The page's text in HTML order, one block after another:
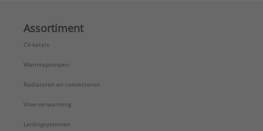
Assortiment
CV-ketels
Warmtepompen
Radiatoren en convectoren
Vloerverwarming
Leidingsystemen